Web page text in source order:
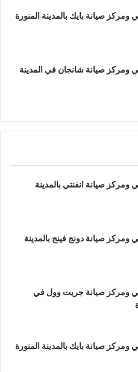
ومركز صيانة بايك بالمدينة المنورة
ومركز صيانة شانجان في المدينة
ومركز صيانة انفنتي بالمدينة
ومركز صيانة دونج فينج بالمدينة
ومركز صيانة جريت وول في
ومركز صيانة بايك بالمدينة المنورة